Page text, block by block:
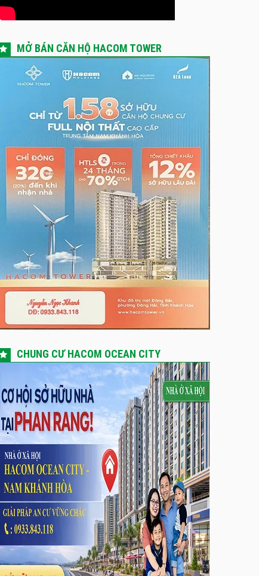
MỞ BÁN CĂN HỘ HACOM TOWER
CHUNG CƯ HACOM OCEAN CITY